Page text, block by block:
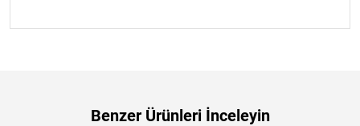
Benzer Ürünleri İnceleyin